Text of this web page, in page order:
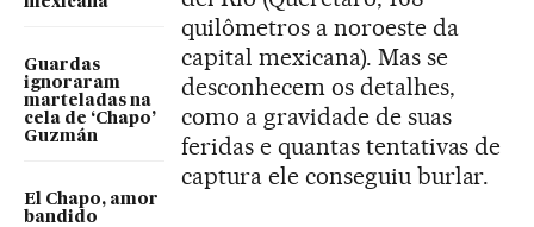
Guardas
ignoraram
marteladas na
cela de ‘Chapo’
Guzmán
El Chapo, amor
bandido
quilômetros a noroeste da
capital mexicana). Mas se
desconhecem os detalhes,
como a gravidade de suas
feridas e quantas tentativas de
captura ele conseguiu burlar.